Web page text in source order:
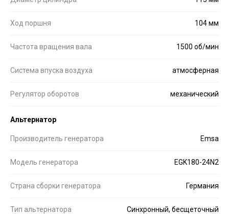
Ход поршня 104 мм
Частота вращения вала 1500 об/мин
Система впуска воздуха атмосферная
Регулятор оборотов механический
Альтернатор
Производитель генератора Emsa
Модель генератора EGK180-24N2
Страна сборки генератора Германия
Тип альтернатора Синхронный, бесщеточный